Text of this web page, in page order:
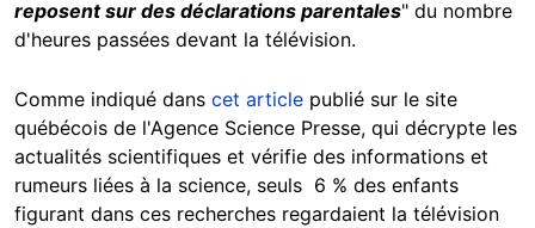
reposent sur des déclarations parentales" du nombre
d'heures passées devant la télévision.
Comme indiqué dans cet article publié sur le site
québécois de l'Agence Science Presse, qui décrypte les
actualités scientifiques et vérifie des informations et
rumeurs liées à la science, seuls 6 % des enfants
figurant dans ces recherches regardaient la télévision